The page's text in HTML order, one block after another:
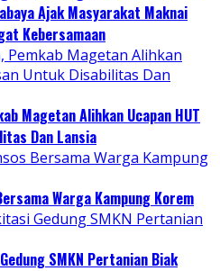
Ajak Masyarakat Maknai
Kebersamaan
Magetan Alihkan Ucapan HUT
Dan Lansia
Warga Kampung Korem
SMKN Pertanian Biak